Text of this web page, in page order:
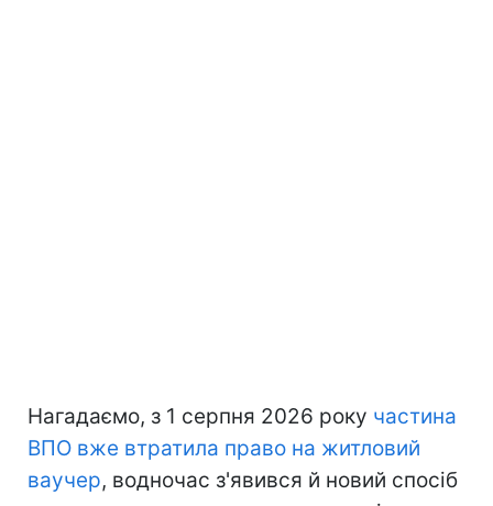
Нагадаємо, з 1 серпня 2026 року частина
ВПО вже втратила право на житловий
ваучер, водночас з'явився й новий спосіб